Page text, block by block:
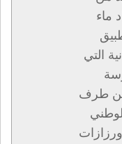
ماء
التي
من طرف